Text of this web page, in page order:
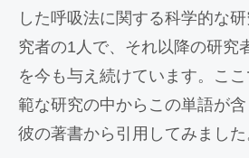
した呼吸法に関する科学的な
究者の1人で、それ以降の研究
を今も与え続けています。こ
範な研究の中からこの単語が
彼の著書から引用してみました